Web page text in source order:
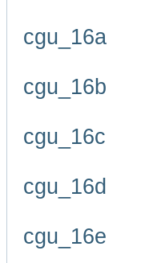
cgu_16a
cgu_16b
cgu_16c
cgu_16d
cgu_16e